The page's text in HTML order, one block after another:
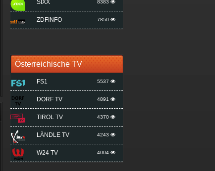
SIXX 8383
ZDFINFO 7850
Österreichische TV
FS1 5537
DORF TV 4891
TIROL TV 4370
LÄNDLE TV 4243
W24 TV 4004